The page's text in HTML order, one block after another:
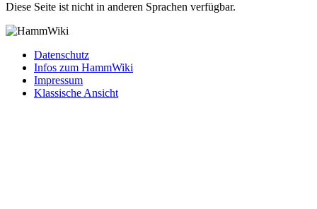
Diese Seite ist nicht in anderen Sprachen verfügbar.
Datenschutz
Infos zum HammWiki
Impressum
Klassische Ansicht